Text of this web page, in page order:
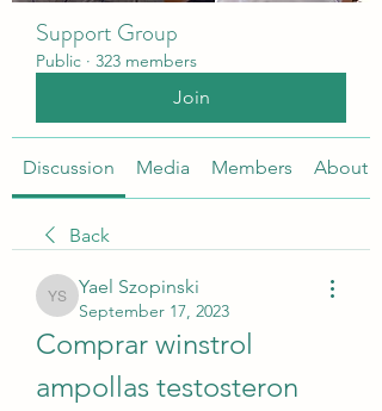
Support Group
Public · 323 members
Join
Discussion Media Members About
Back
Yael Szopinski
Yael Szopinski
September 17, 2023
Comprar winstrol
ampollas testosteron